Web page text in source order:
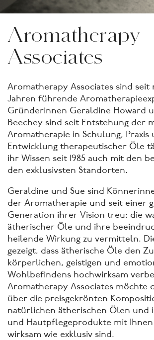
Aromatherapy
Associates
Aromatherapy Associates sind seit
Jahren führende
Gründerinnen Geraldine Howard
Beechey sind seit Entstehung der
Aromatherapie in Schulung, Praxis
Entwicklung therapeutischer Öle
ihr Wissen seit 1985 auch mit den
den exklusivsten Standorten.
Geraldine und Sue sind
der Aromatherapie und seit einer
Generation ihrer Vision treu: die
ätherischer Öle und ihre
heilende Wirkung zu vermitteln.
gezeigt, dass ätherische Öle den
körperlichen, geistigen und
Wohlbefindens hochwirksam
Aromatherapy Associates möchte
über die preisgekrönten
natürlichen ätherischen Ölen und
und Hautpflegeprodukte mit
wirksam wie exklusiv sind.